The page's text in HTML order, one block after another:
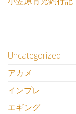
Uncategorized
アカメ
インプレ
エギング